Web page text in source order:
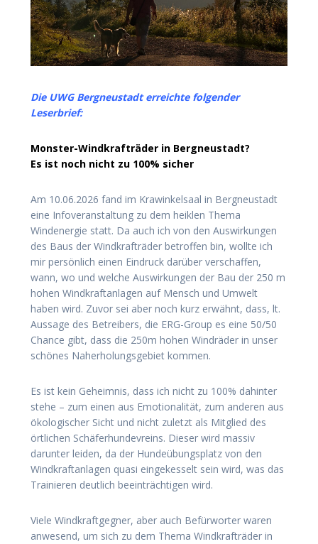
Die UWG Bergneustadt erreichte folgender
Leserbrief:
Monster-Windkrafträder in Bergneustadt?
Es ist noch nicht zu 100% sicher
Am 10.06.2026 fand im Krawinkelsaal in Bergneustadt
eine Infoveranstaltung zu dem heiklen Thema
Windenergie statt. Da auch ich von den Auswirkungen
des Baus der Windkrafträder betroffen bin, wollte ich
mir persönlich einen Eindruck darüber verschaffen,
wann, wo und welche Auswirkungen der Bau der 250 m
hohen Windkraftanlagen auf Mensch und Umwelt
haben wird. Zuvor sei aber noch kurz erwähnt, dass, lt.
Aussage des Betreibers, die ERG-Group es eine 50/50
Chance gibt, dass die 250m hohen Windräder in unser
schönes Naherholungsgebiet kommen.
Es ist kein Geheimnis, dass ich nicht zu 100% dahinter
stehe – zum einen aus Emotionalität, zum anderen aus
ökologischer Sicht und nicht zuletzt als Mitglied des
örtlichen Schäferhundevreins. Dieser wird massiv
darunter leiden, da der Hundeübungsplatz von den
Windkraftanlagen quasi eingekesselt sein wird, was das
Trainieren deutlich beeinträchtigen wird.
Viele Windkraftgegner, aber auch Befürworter waren
anwesend, um sich zu dem Thema Windkrafträder in